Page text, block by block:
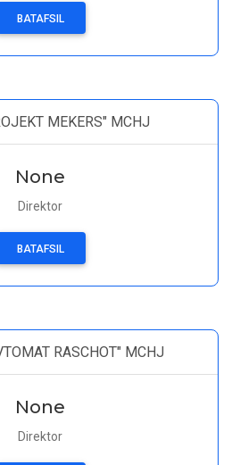
BATAFSIL
MEKERS" MCHJ
None
Direktor
BATAFSIL
RASCHOT" MCHJ
None
Direktor